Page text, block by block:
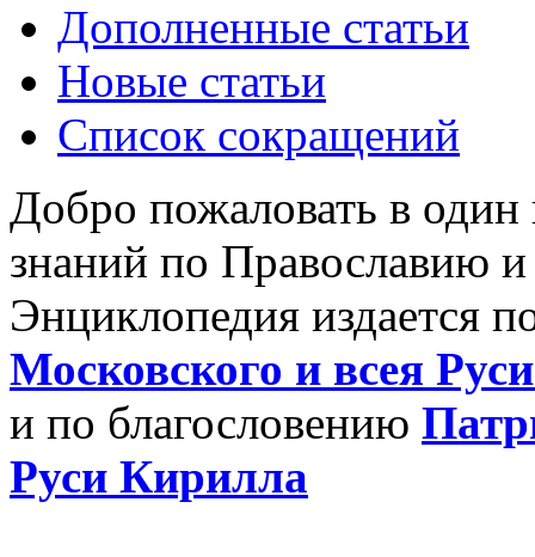
Дополненные статьи
Новые статьи
Список сокращений
Добро пожаловать в
знаний по Православию
Энциклопедия издается
Московского и всея
и по благословению
Руси Кирилла